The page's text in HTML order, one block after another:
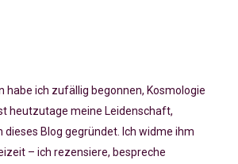
habe ich zufällig begonnen, Kosmologie
heutzutage meine Leidenschaft,
dieses Blog gegründet. Ich widme ihm
– ich rezensiere, bespreche